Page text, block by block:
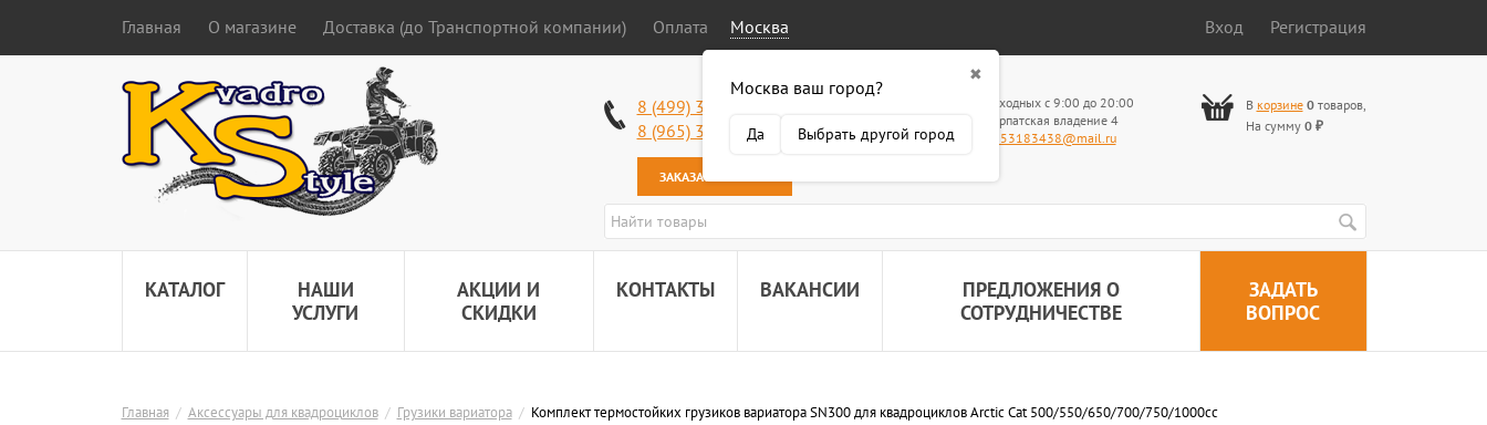
Главная О магазине Доставка (до Транспортной компании) Оплата Москва
✖
Москва ваш город?
Да Выбрать другой город
Вход Регистрация
8 (499) 340-63-51
8 (965) 318-34-38
ЗАКАЗАТЬ ЗВОНОК
Работаем без выходных с 9:00 до 20:00
Самовывоз: 2 Карпатская владение 4
Наша почта:
89653183438@mail.ru
В корзине 0товаров,
На сумму 0 ₽
КАТАЛОГ
НАШИ
УСЛУГИ
АКЦИИ И
СКИДКИ
КОНТАКТЫ ВАКАНСИИ
ПРЕДЛОЖЕНИЯ О
СОТРУДНИЧЕСТВЕ
ЗАДАТЬ
ВОПРОС
Главная / Аксессуары для квадроциклов / Грузики вариатора / Комплект термостойких грузиков вариатора SN300 для квадроциклов Arctic Cat 500/550/650/700/750/1000cc